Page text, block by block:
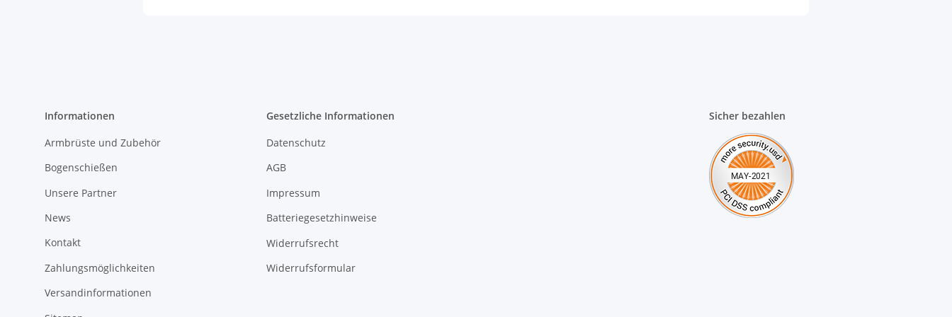
Informationen
Armbrüste und Zubehör
Bogenschießen
Unsere Partner
News
Kontakt
Zahlungsmöglichkeiten
Versandinformationen
Gesetzliche Informationen
Datenschutz
AGB
Impressum
Batteriegesetzhinweise
Widerrufsrecht
Widerrufsformular
Sicher bezahlen